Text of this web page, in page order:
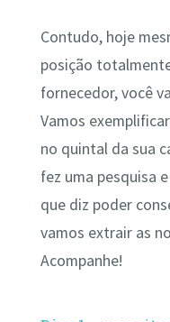
Contudo, hoje
posição
fornecedor, você
Vamos
no quintal da sua
fez uma pesquisa
que diz poder
vamos extrair as
Acompanhe!